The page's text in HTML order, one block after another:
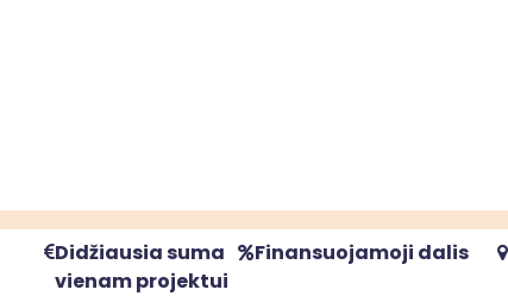
Didžiausia suma
vienam projektui
Finansuojamoji dalis